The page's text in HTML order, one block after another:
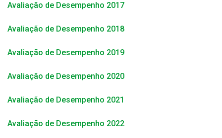
Avaliação de Desempenho 2017
Avaliação de Desempenho 2018
Avaliação de Desempenho 2019
Avaliação de Desempenho 2020
Avaliação de Desempenho 2021
Avaliação de Desempenho 2022